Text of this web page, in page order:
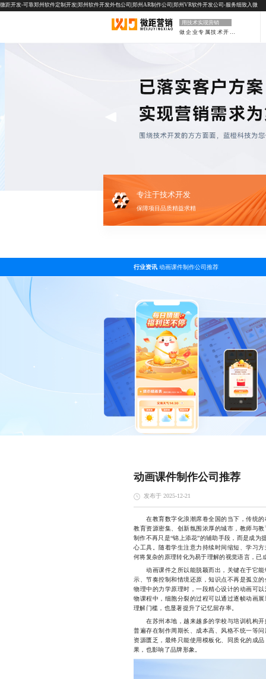
微距开发-可靠郑州软件定制开发|郑州软件开发外包公司|郑州AR制作公司|郑州VR软件开发公司-服务细致入微
用技术实现营销
专注于技术开发
保障项目品质精益求精
行业资讯 动画课件制作公司推荐
动画课件制作公司推荐
发布于 2025-12-21
在教育数字化浪潮席卷全国的当下，传统的
教育资源密集、创新氛围浓厚的城市，教师与
制作不再只是“锦上添花”的辅助手段，而是成
心工具。随着学生注意力持续时间缩短、学习
何将复杂的原理转化为易于理解的视觉语言，已
动画课件之所以能脱颖而出，关键在于它能
示、节奏控制和情境还原，知识点不再是孤立
物理中的力学原理时，一段精心设计的动画可
物课程中，细胞分裂的过程可以通过逐帧动画
理解门槛，也显著提升了记忆留存率。
在苏州本地，越来越多的学校与培训机构开
普遍存在制作周期长、成本高、风格不统一等
资源匮乏，最终只能使用模板化、同质化的成
果，也影响了品牌形象。